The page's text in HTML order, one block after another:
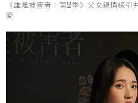
《誰是被害者：第2季》父女親情線引
愛